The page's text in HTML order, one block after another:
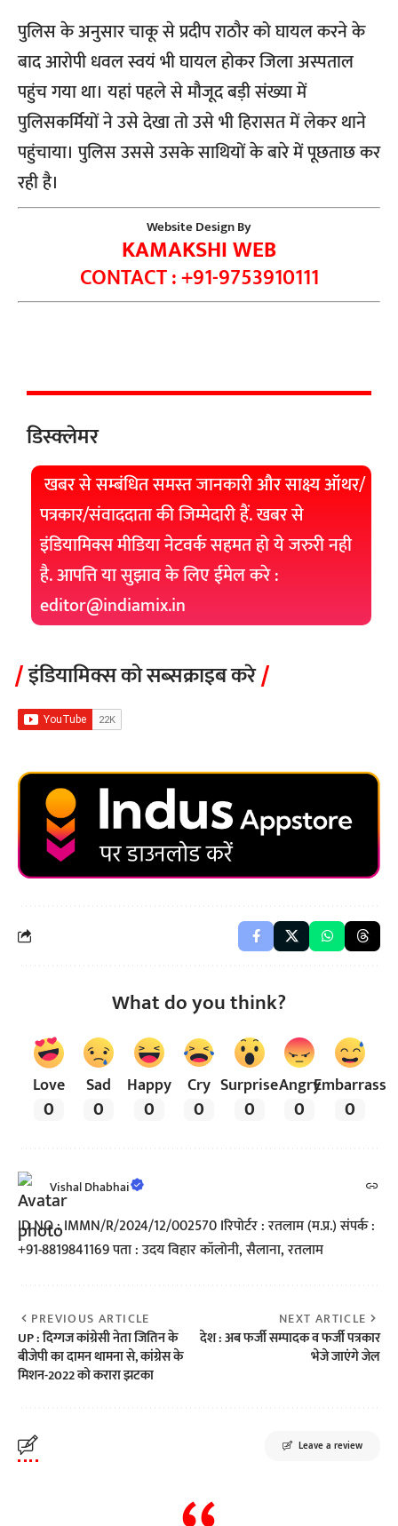
पुलिस के अनुसार चाकू से प्रदीप राठौर को घायल करने के
बाद आरोपी धवल स्वयं भी घायल होकर जिला अस्पताल
पहुंच गया था। यहां पहले से मौजूद बड़ी संख्या में
पुलिसकर्मियों ने उसे देखा तो उसे भी हिरासत में लेकर थाने
पहुंचाया। पुलिस उससे उसके साथियों के बारे में पूछताछ कर
रही है।
Website Design By
KAMAKSHI WEB
CONTACT : +91-9753910111
डिस्क्लेमर
खबर से सम्बंधित समस्त जानकारी और साक्ष्य ऑथर/
पत्रकार/संवाददाता की जिम्मेदारी हैं. खबर से
इंडियामिक्स मीडिया नेटवर्क सहमत हो ये जरुरी नही
है. आपत्ति या सुझाव के लिए ईमेल करे :
editor@indiamix.in
इंडियामिक्स को सब्सक्राइब करे
What do you think?
Love
0
Sad
0
Happy
0
Cry
0
Surprise
0
Angry
0
Embarrass
0
Vishal Dhabhai
ID NO : IMMN/R/2024/12/002570 Iरिपोर्टर : रतलाम (म.प्र.) संपर्क :
+91-8819841169 पता : उदय विहार कॉलोनी, सैलाना, रतलाम
PREVIOUS ARTICLE
UP : दिग्गज कांग्रेसी नेता जितिन के
बीजेपी का दामन थामना से, कांग्रेस के
मिशन-2022 को करारा झटका
NEXT ARTICLE
देश : अब फर्जी सम्पादक व फर्जी पत्रकार
भेजे जाएंगे जेल
Leave a review